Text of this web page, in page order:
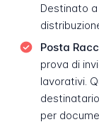
Destinato
Posta
prova di
lavorativi.
per